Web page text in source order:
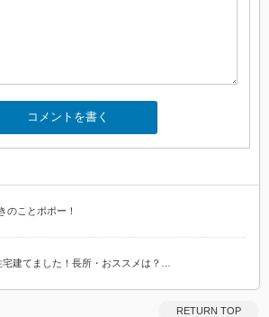
のことポポー！
宅建てました！長所・おススメは？…
RETURN TOP